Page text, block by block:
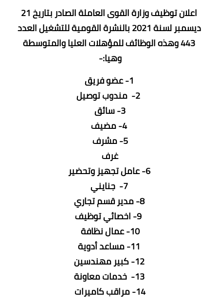
اعلان توظيف وزارة القوى العاملة الصادر بتاريخ 21
ديسمبر لسنة 2021 بالنشرة القومية للتشغيل العدد
443 وهذه الوظائف للمؤهلات العليا والمتوسطة
وهيا:-
1- عضو فريق
2- مندوب توصيل
3- سائق
4- مضيف
5- مشرف
غرف
6- عامل تجهيز وتحضير
7- جنايني
8- مدير قسم تجاري
9- اخصائي توظيف
10- عمال نظافة
11- مساعد أدوية
12- كبير مهندسين
13- خدمات معاونة
14- مراقب كاميرات